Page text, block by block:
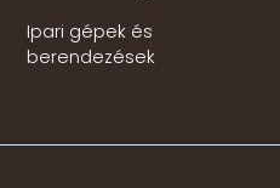
Ipari gépek és
berendezések